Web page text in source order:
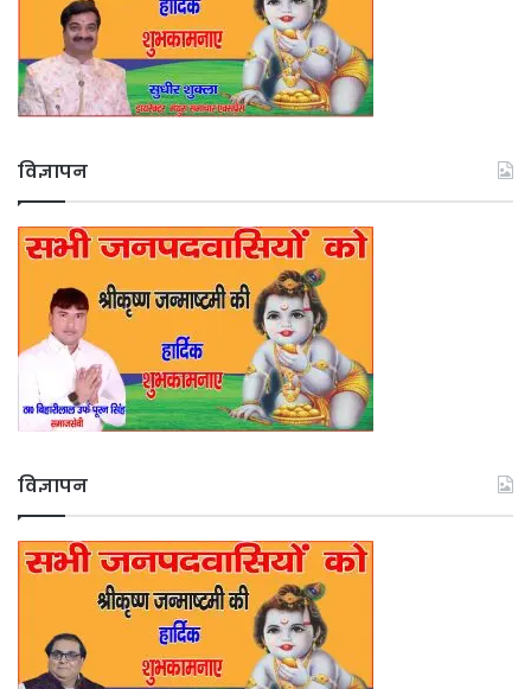
विज्ञापन
विज्ञापन